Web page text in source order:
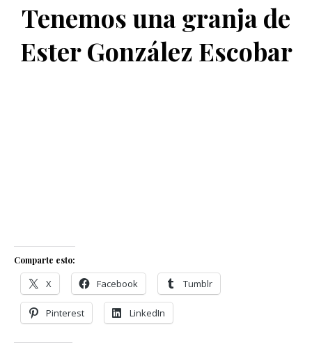
Tenemos una granja de
Ester González Escobar
Comparte esto:
X Facebook Tumblr
Pinterest LinkedIn